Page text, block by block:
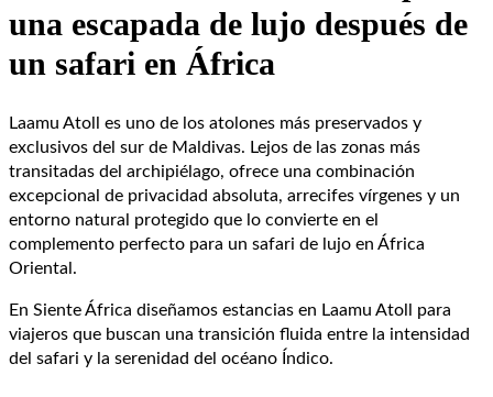
una escapada de lujo después de
un safari en África
Laamu Atoll
es uno de los atolones más preservados y
exclusivos del sur de Maldivas. Lejos de las zonas más
transitadas del archipiélago, ofrece una combinación
excepcional de privacidad absoluta, arrecifes vírgenes y un
entorno natural protegido que lo convierte en el
complemento perfecto para un safari de lujo en África
Oriental.
En Siente África diseñamos estancias en Laamu Atoll para
viajeros que buscan una transición fluida entre la intensidad
del safari y la serenidad del océano Índico.